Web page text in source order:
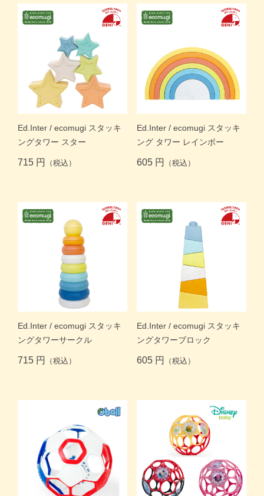
ブランド
ログイン
プライバシーポリシー
Ed.Inter / ecomugi スタッキ
ングタワー スター
715 円 （税込）
Ed.Inter / ecomugi スタッキ
ング タワー レインボー
605 円 （税込）
Ed.Inter / ecomugi スタッキ
ングタワーサークル
715 円 （税込）
Ed.Inter / ecomugi スタッキ
ングタワーブロック
605 円 （税込）